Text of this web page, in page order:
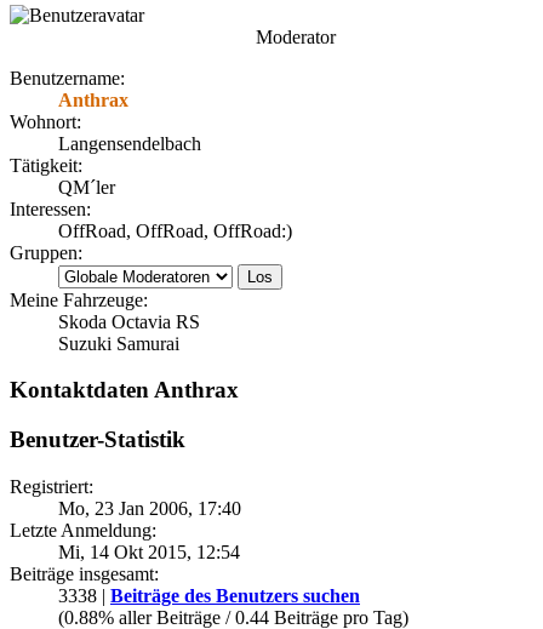
Moderator
Benutzername:
Anthrax
Wohnort:
Langensendelbach
Tätigkeit:
QM´ler
Interessen:
OffRoad, OffRoad, OffRoad:)
Gruppen:
Meine Fahrzeuge:
Skoda Octavia RS
Suzuki Samurai
Kontaktdaten Anthrax
Benutzer-Statistik
Registriert:
Mo, 23 Jan 2006, 17:40
Letzte Anmeldung:
Mi, 14 Okt 2015, 12:54
Beiträge insgesamt:
3338 | Beiträge des Benutzers suchen
(0.88% aller Beiträge / 0.44 Beiträge pro Tag)